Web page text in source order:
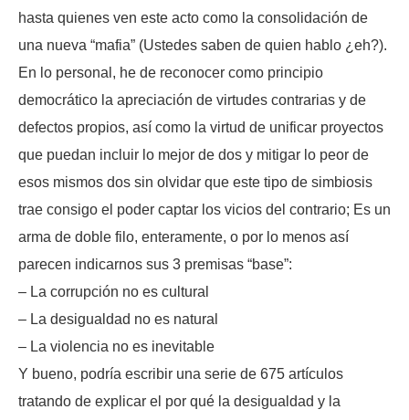
hasta quienes ven este acto como la consolidación de
una nueva “mafia” (Ustedes saben de quien hablo ¿eh?).
En lo personal, he de reconocer como principio
democrático la apreciación de virtudes contrarias y de
defectos propios, así como la virtud de unificar proyectos
que puedan incluir lo mejor de dos y mitigar lo peor de
esos mismos dos sin olvidar que este tipo de simbiosis
trae consigo el poder captar los vicios del contrario; Es un
arma de doble filo, enteramente, o por lo menos así
parecen indicarnos sus 3 premisas “base”:
– La corrupción no es cultural
– La desigualdad no es natural
– La violencia no es inevitable
Y bueno, podría escribir una serie de 675 artículos
tratando de explicar el por qué la desigualdad y la